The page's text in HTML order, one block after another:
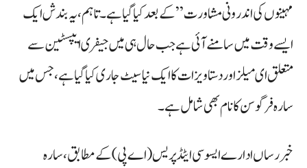
مہینوں کی اندرونی مشاورت” کے بعد کیا گیا ہے۔ تاہم، یہ بندش ایک
ایسے وقت میں سامنے آئی ہے جب حال ہی میں جیفری ایپسٹین سے
متعلق ای میلز اور دستاویزات کا ایک نیا سیٹ جاری کیا گیا ہے، جس میں
سارہ فرگوسن کا نام بھی شامل ہے۔
خبر رساں ادارے ایسوسی ایٹڈ پریس (اے پی) کے مطابق، سارہ